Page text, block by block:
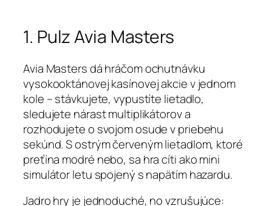
1. Pulz Avia Masters
Avia Masters dá hráčom ochutnávku
vysokooktánovej kasínovej akcie v jednom
kole – stávkujete, vypustíte lietadlo,
sledujete nárast multiplikátorov a
rozhodujete o svojom osude v priebehu
sekúnd. S ostrým červeným lietadlom, ktoré
preťína modré nebo, sa hra cíti ako mini
simulátor letu spojený s napätím hazardu.
Jadro hry je jednoduché, no vzrušujúce: